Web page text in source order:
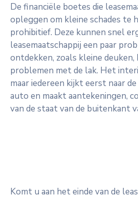
De financiële boetes die
opleggen om kleine schades te
prohibitief. Deze kunnen snel
leasemaatschappij een paar
ontdekken, zoals kleine deuken,
problemen met de lak. Het
maar iedereen kijkt eerst naar
auto en maakt aantekeningen,
van de staat van de buitenkant
Komt u aan het einde van de